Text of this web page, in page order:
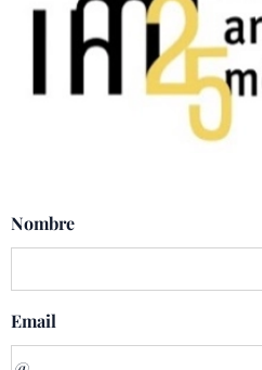
Nombre
Email